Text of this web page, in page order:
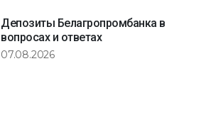
Депозиты Белагропромбанка в
вопросах и ответах
07.08.2026